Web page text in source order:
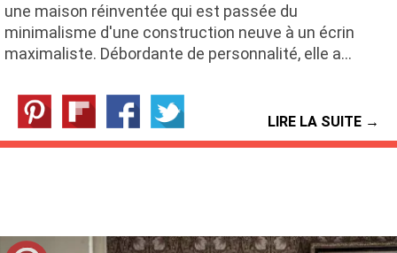
une maison réinventée qui est passée du
minimalisme d'une construction neuve à un écrin
maximaliste. Débordante de personnalité, elle a…
LIRE LA SUITE →